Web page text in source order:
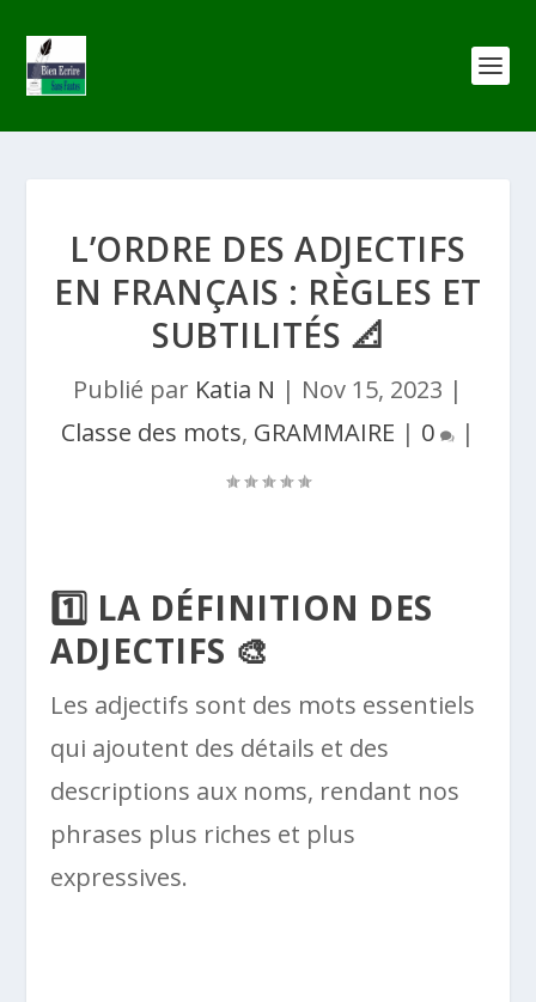
L’ORDRE DES ADJECTIFS
EN FRANÇAIS : RÈGLES ET
SUBTILITÉS 📐
Publié par Katia N | Nov 15, 2023 |
Classe des mots, GRAMMAIRE | 0 |
1️⃣ LA DÉFINITION DES
ADJECTIFS 🎨
Les adjectifs sont des mots essentiels
qui ajoutent des détails et des
descriptions aux noms, rendant nos
phrases plus riches et plus
expressives.